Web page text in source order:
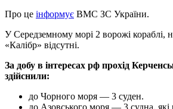
Про це інформує ВМС ЗС України.
У Середземному морі 2 ворожі кораблі,
«Калібр» відсутні.
За добу в інтересах рф прохід
здійснили:
до Чорного моря — 3 суден.